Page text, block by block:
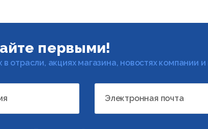
первыми!
в отрасли, акциях магазина, новостях компании
Электронная почта